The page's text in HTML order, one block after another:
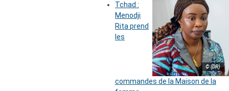
© (DR)
Tchad :
Menodji
Rita prend
les
commandes de la Maison de la